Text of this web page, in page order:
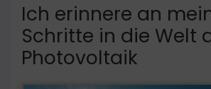
Ich erinnere an
Schritte in die Welt
Photovoltaik